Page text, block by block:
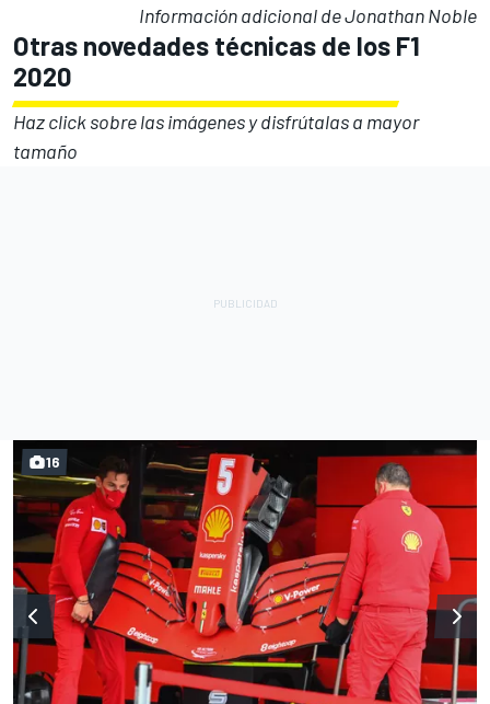
Información adicional de Jonathan Noble
Otras novedades técnicas de los F1
2020
Haz click sobre las imágenes y disfrútalas a mayor
tamaño
16